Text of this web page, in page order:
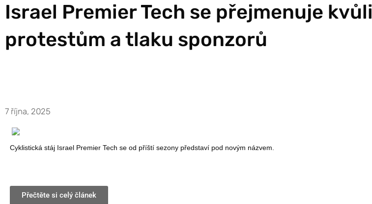
Israel Premier Tech se přejmenuje kvůli
protestům a tlaku sponzorů
7 října, 2025
Cyklistická stáj Israel Premier Tech se od příští sezony představí pod novým názvem.
Přečtěte si celý článek